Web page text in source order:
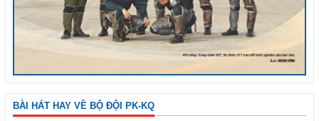
BÀI HÁT HAY VỀ BỘ ĐỘI PK-KQ